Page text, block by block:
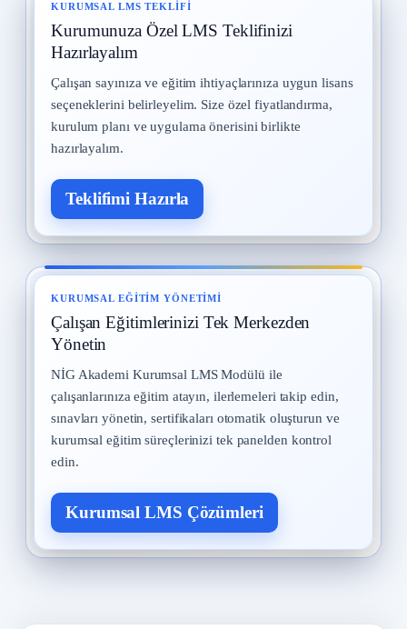
9 İş Kazaları
30 Temmuz 2025 · 9 okuma
10 Yangın ve Gazlar
29 Temmuz 2025 · 9 okuma
KURUMSAL LMS TEKLIFI
Kurumunuza Özel LMS Teklifinizi
Hazırlayalım
Çalışan sayınıza ve eğitim ihtiyaçlarınıza uygun lisans
seçeneklerini belirleyelim. Size özel fiyatlandırma,
kurulum planı ve uygulama önerisini birlikte
hazırlayalım.
Teklifimi Hazırla
KURUMSAL EĞITIM YÖNETIMI
Çalışan Eğitimlerinizi Tek Merkezden
Yönetin
NİG Akademi Kurumsal LMS Modülü ile
çalışanlarınıza eğitim atayın, ilerlemeleri takip edin,
sınavları yönetin, sertifikaları otomatik oluşturun ve
kurumsal eğitim süreçlerinizi tek panelden kontrol
edin.
Kurumsal LMS Çözümleri